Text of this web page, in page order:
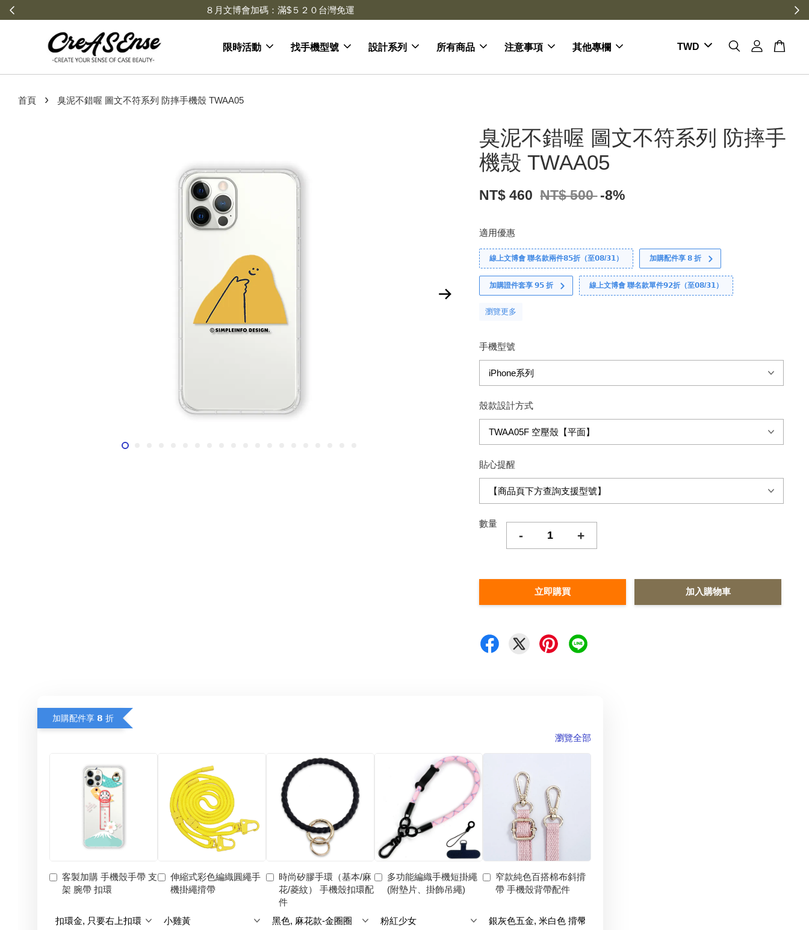
會員登入 領劵享折扣
限時活動 找手機型號 設計系列 所有商品 注意事項 其他專欄
首頁 › 臭泥不錯喔 圖文不符系列 防摔手機殼 TWAA05
臭泥不錯喔 圖文不符系列 防摔手
機殼 TWAA05
NT$ 460 NT$ 500 -8%
適用優惠
線上文博會 聯名款兩件𝟴𝟱折（至𝟬𝟴/𝟯𝟭） 加購配件享 𝟴 折
加購證件套享 𝟵𝟱 折 線上文博會 聯名款單件𝟵𝟮折（至𝟬𝟴/𝟯𝟭）
瀏覽更多
手機型號
殼款設計方式
貼心提醒
數量
- +
立即購買 加入購物車
加購配件享 𝟴 折
瀏覽全部
客製加購 手機殼手帶 支
架 腕帶 扣環
伸縮式彩色編織圓繩手
機掛繩揹帶
時尚矽膠手環（基本/麻
花/菱紋） 手機殼扣環配
件
多功能編織手機短掛繩
(附墊片、掛飾吊繩)
窄款純色百搭棉布斜揹
帶 手機殼背帶配件